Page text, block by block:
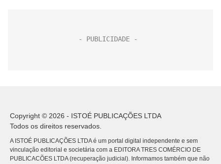
Copyright © 2026 - ISTOÉ PUBLICAÇÕES LTDA
Todos os direitos reservados.
A ISTOÉ PUBLICAÇÕES LTDA é um portal digital independente e sem
vinculação editorial e societária com a EDITORA TRES COMÉRCIO DE
PUBLICACÕES LTDA (recuperação judicial). Informamos também que não